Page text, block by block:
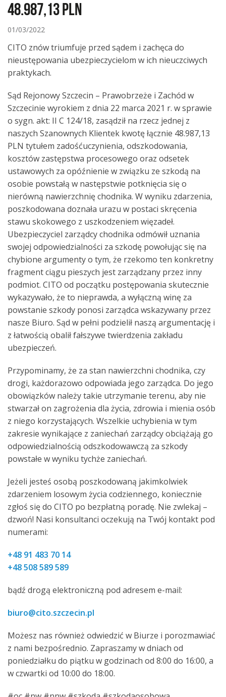
48.987,13 PLN
01/03/2022
CITO znów triumfuje przed sądem i zachęca do
nieustępowania ubezpieczycielom w ich nieuczciwych
praktykach.
Sąd Rejonowy Szczecin – Prawobrzeże i Zachód w
Szczecinie wyrokiem z dnia 22 marca 2021 r. w sprawie
o sygn. akt: II C 124/18, zasądził na rzecz jednej z
naszych Szanownych Klientek kwotę łącznie 48.987,13
PLN tytułem zadośćuczynienia, odszkodowania,
kosztów zastępstwa procesowego oraz odsetek
ustawowych za opóźnienie w związku ze szkodą na
osobie powstałą w następstwie potknięcia się o
nierówną nawierzchnię chodnika. W wyniku zdarzenia,
poszkodowana doznała urazu w postaci skręcenia
stawu skokowego z uszkodzeniem więzadeł.
Ubezpieczyciel zarządcy chodnika odmówił uznania
swojej odpowiedzialności za szkodę powołując się na
chybione argumenty o tym, że rzekomo ten konkretny
fragment ciągu pieszych jest zarządzany przez inny
podmiot. CITO od początku postępowania skutecznie
wykazywało, że to nieprawda, a wyłączną winę za
powstanie szkody ponosi zarządca wskazywany przez
nasze Biuro. Sąd w pełni podzielił naszą argumentację i
z łatwością obalił fałszywe twierdzenia zakładu
ubezpieczeń.
Przypominamy, że za stan nawierzchni chodnika, czy
drogi, każdorazowo odpowiada jego zarządca. Do jego
obowiązków należy takie utrzymanie terenu, aby nie
stwarzał on zagrożenia dla życia, zdrowia i mienia osób
z niego korzystających. Wszelkie uchybienia w tym
zakresie wynikające z zaniechań zarządcy obciążają go
odpowiedzialnością odszkodowawczą za szkody
powstałe w wyniku tychże zaniechań.
Jeżeli jesteś osobą poszkodowaną jakimkolwiek
zdarzeniem losowym życia codziennego, koniecznie
zgłoś się do CITO po bezpłatną poradę. Nie zwlekaj –
dzwoń! Nasi konsultanci oczekują na Twój kontakt pod
numerami:
+48 91 483 70 14
+48 508 589 589
bądź drogą elektroniczną pod adresem e-mail:
biuro@cito.szczecin.pl
Możesz nas również odwiedzić w Biurze i porozmawiać
z nami bezpośrednio. Zapraszamy w dniach od
poniedziałku do piątku w godzinach od 8:00 do 16:00, a
w czwartki od 10:00 do 18:00.